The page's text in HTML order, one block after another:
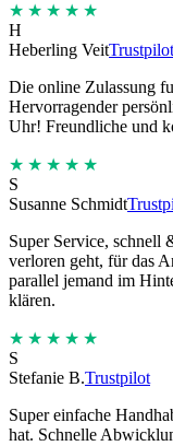
★★★★★
H
Heberling VeitTrustpilot
Die online Zulassung
Hervorragender
Uhr! Freundliche und
★★★★★
S
Susanne Schmidt
Super Service, schnell
verloren geht, für das
parallel jemand im
klären.
★★★★★
S
Stefanie B.Trustpilot
Super einfache
hat. Schnelle